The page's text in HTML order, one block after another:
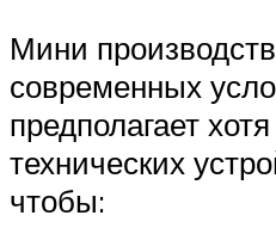
Мини
современных
предполагает
технических
чтобы: